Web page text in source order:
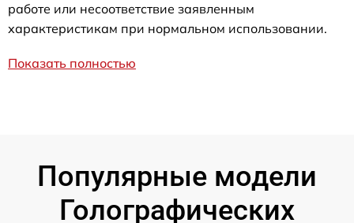
работе или несоответствие заявленным
характеристикам при нормальном использовании.
Показать полностью
Популярные модели
Голографических